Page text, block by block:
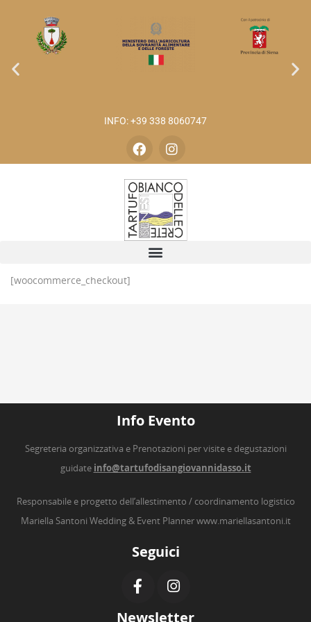
INFO: +39 338 8060747
[woocommerce_checkout]
Info Evento
Segreteria organizzativa e Prenotazioni per visite e degustazioni
guidate info@tartufodisangiovannidasso.it
Responsabile e progetto dell’allestimento / coordinamento logistico
Mariella Santoni Wedding & Event Plannerwww.mariellasantoni.it
Seguici
Newsletter